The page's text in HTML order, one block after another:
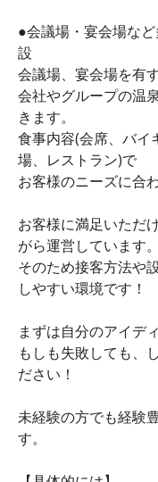
●会議場・宴会場な
設
会議場、宴会場を有
会社やグループの温
きます。
食事内容(会席、バイ
場、レストラン)で
お客様のニーズに合
お客様に満足いただ
がら運営しています。
そのため接客方法や
しやすい環境です！
まずは自分のアイデ
もしも失敗しても、
ださい！
未経験の方でも経験
す。